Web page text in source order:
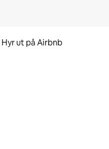
Hyr ut på Airbnb